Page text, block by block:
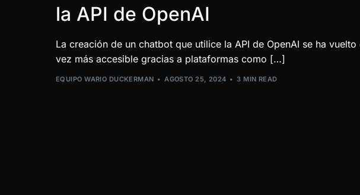
la API de OpenAI
La creación de un chatbot que utilice la API de OpenAI se ha vuelto
vez más accesible gracias a plataformas como […]
EQUIPO WARIO DUCKERMAN AGOSTO 25, 2024 3 MIN READ